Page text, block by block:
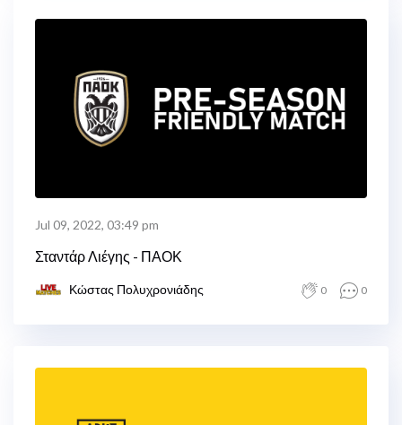
Jul 09, 2022, 03:49 pm
Σταντάρ Λιέγης - ΠΑΟΚ
Κώστας Πολυχρονιάδης 0 0